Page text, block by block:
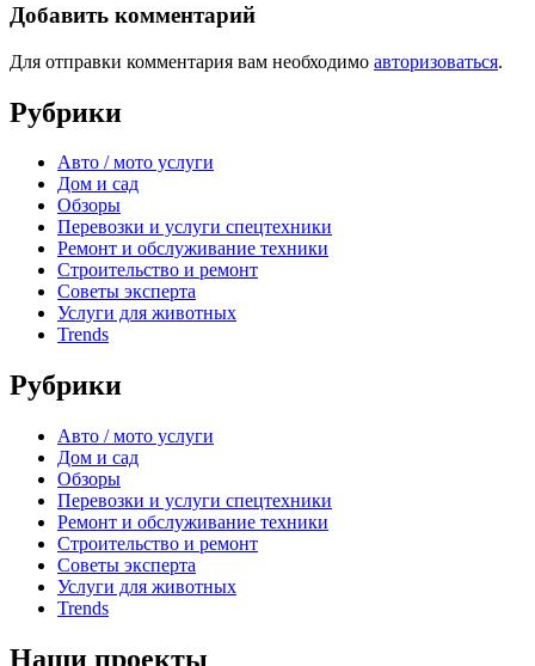
Добавить комментарий
Для отправки комментария вам необходимо авторизоваться.
Рубрики
Авто / мото услуги
Дом и сад
Обзоры
Перевозки и услуги спецтехники
Ремонт и обслуживание техники
Строительство и ремонт
Советы эксперта
Услуги для животных
Trends
Рубрики
Авто / мото услуги
Дом и сад
Обзоры
Перевозки и услуги спецтехники
Ремонт и обслуживание техники
Строительство и ремонт
Советы эксперта
Услуги для животных
Trends
Наши проекты